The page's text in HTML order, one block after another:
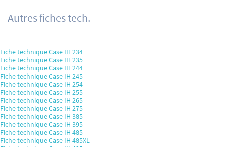
Autres fiches tech.
Fiche technique Case IH 234
Fiche technique Case IH 235
Fiche technique Case IH 244
Fiche technique Case IH 245
Fiche technique Case IH 254
Fiche technique Case IH 255
Fiche technique Case IH 265
Fiche technique Case IH 275
Fiche technique Case IH 385
Fiche technique Case IH 395
Fiche technique Case IH 485
Fiche technique Case IH 485XL